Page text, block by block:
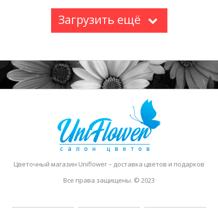
Загрузить ещё
Цветочный магазин Uniflower– доставка цветов и подарков
Все права защищены. © 2023